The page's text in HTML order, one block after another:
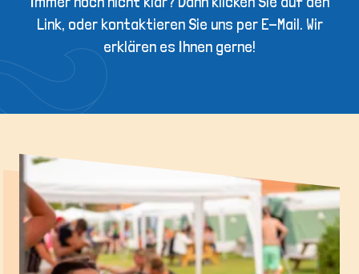
Link, oder kontaktieren Sie uns per E-Mail. Wir
erklären es Ihnen gerne!